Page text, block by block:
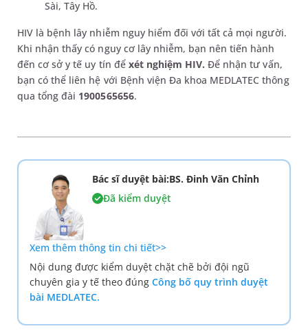
Sài, Tây Hồ.
HIV là bệnh lây nhiễm nguy hiểm đối với tất cả mọi người.
Khi nhận thấy có nguy cơ lây nhiễm, bạn nên tiến hành
đến cơ sở y tế uy tín đểxét nghiệm HIV. Để nhận tư vấn,
bạn có thể liên hệ với Bệnh viện Đa khoa MEDLATEC thông
qua tổng đài 1900565656.
Bác sĩ duyệt bài:BS. Đinh Văn Chỉnh
Đã kiểm duyệt
Xem thêm thông tin chi tiết>>
Nội dung được kiểm duyệt chặt chẽ bởi đội ngũ
chuyên gia y tế theo đúng Công bố quy trình duyệt
bài MEDLATEC.